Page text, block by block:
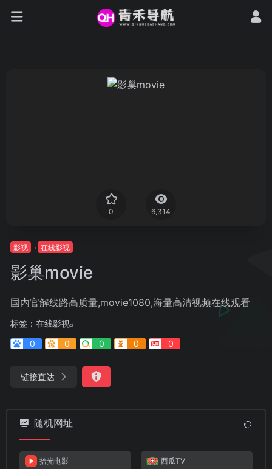
0 6,314
影视 在线影视
影巢movie
国内官解线路高质量,movie1080,海量高清视频在线观看
标签： 在线影视
0
0 0 0 0
链接直达
随机网址
拾光电影 西瓜TV